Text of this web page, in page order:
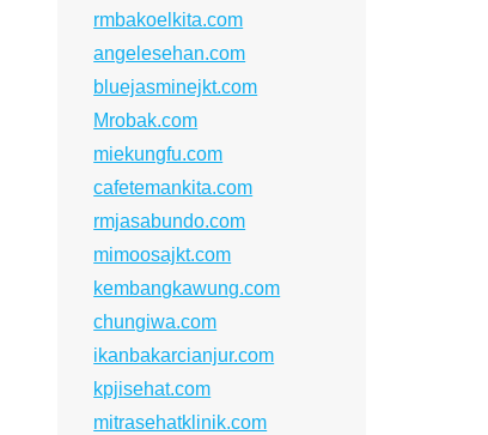
rmbakoelkita.com
angelesehan.com
bluejasminejkt.com
Mrobak.com
miekungfu.com
cafetemankita.com
rmjasabundo.com
mimoosajkt.com
kembangkawung.com
chungiwa.com
ikanbakarcianjur.com
kpjisehat.com
mitrasehatklinik.com